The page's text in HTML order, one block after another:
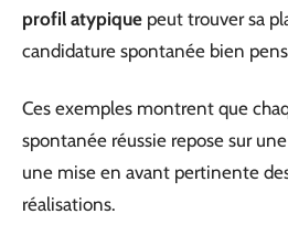
profil atypique peut trouver sa
candidature spontanée bien
Ces exemples montrent que
spontanée réussie repose sur
une mise en avant pertinente
réalisations.